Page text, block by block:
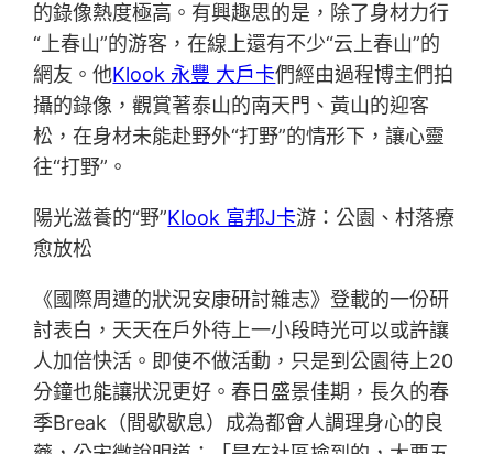
的錄像熱度極高。有興趣思的是，除了身材力行
“上春山”的游客，在線上還有不少“云上春山”的
網友。他Klook 永豐 大戶卡們經由過程博主們拍
攝的錄像，觀賞著泰山的南天門、黃山的迎客
松，在身材未能赴野外“打野”的情形下，讓心靈
往“打野”。
陽光滋養的“野”Klook 富邦J卡游：公園、村落療
愈放松
《國際周遭的狀況安康研討雜志》登載的一份研
討表白，天天在戶外待上一小段時光可以或許讓
人加倍快活。即使不做活動，只是到公園待上20
分鐘也能讓狀況更好。春日盛景佳期，長久的春
季Break（間歇歇息）成為都會人調理身心的良